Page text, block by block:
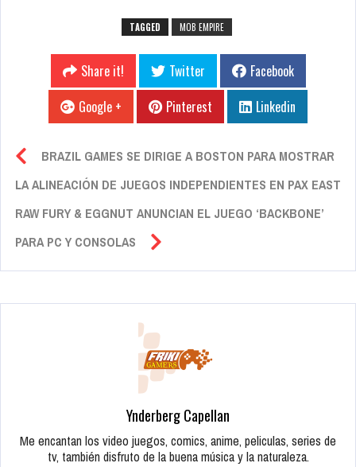
TAGGED MOB EMPIRE
Share it! Twitter
Facebook
Google +
Pinterest Linkedin
BRAZIL GAMES SE DIRIGE A BOSTON PARA MOSTRAR
LA ALINEACIÓN DE JUEGOS INDEPENDIENTES EN PAX EAST
RAW FURY & EGGNUT ANUNCIAN EL JUEGO ‘BACKBONE’
PARA PC Y CONSOLAS
Ynderberg Capellan
Me encantan los video juegos, comics, anime, peliculas, series de
tv, también disfruto de la buena música y la naturaleza.